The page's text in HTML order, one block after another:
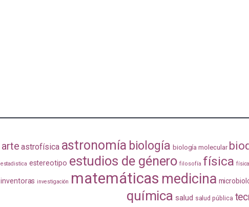
arte astrofísica astronomía biología biología molecular
estadistica estereotipo estudios de género filosofía física
inventoras investigación matemáticas medicina
química salud salud pública